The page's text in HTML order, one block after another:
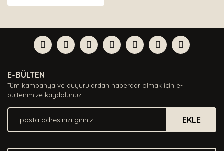
E-BÜLTEN
Tüm kampanya ve duyurulardan haberdar olmak için e-
bültenimize kaydolunuz.
EKLE